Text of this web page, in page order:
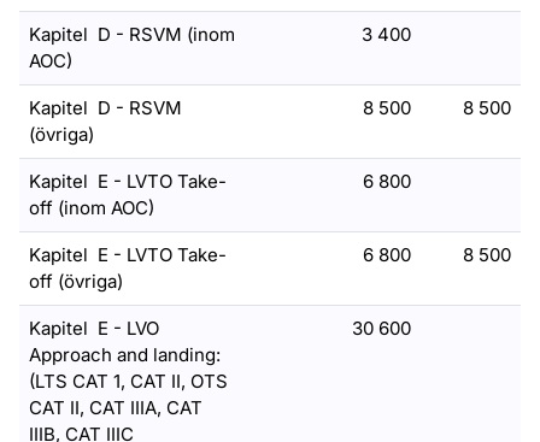
Kapitel D - RSVM (inom
AOC)
3 400
Kapitel D - RSVM
(övriga)
8 500 8 500
Kapitel E - LVTO Take-
off (inom AOC)
6 800
Kapitel E - LVTO Take-
off (övriga)
6 800 8 500
Kapitel E - LVO
Approach and landing:
(LTS CAT 1, CAT II, OTS
CAT II, CAT IIIA, CAT
IIIB, CAT IIIC
30 600